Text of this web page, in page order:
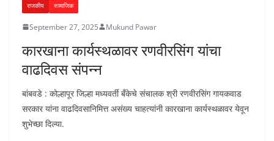
राजकीय सामाजिक
September 27, 2025 Mukund Pawar
कारखाना कार्यस्थळावर रणवीरसिंग यांचा
वाढदिवस संपन्न
बांबवडे : कोल्हापूर जिल्हा मध्यवर्ती बँकेचे संचालक श्री रणवीरसिंग गायकवाड
सरकार यांना वाढदिवसानिमित्त असंख्य चाहत्यांनी कारखाना कार्यस्थळावर येवून
शुभेच्छा दिल्या.